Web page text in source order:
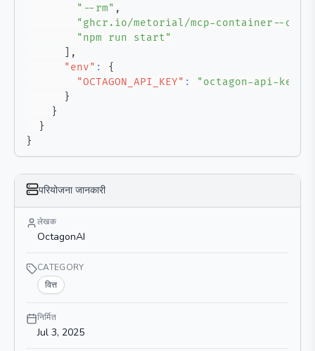
"--rm" ,
"ghcr.io/metorial/mcp-container--
"npm run start"
,
"env" :
{
"OCTAGON_API_KEY" :
"octagon-api-key"
}
}
}
}
परियोजना जानकारी
लेखक
OctagonAI
CATEGORY
वित्त
निर्मित
Jul 3, 2025